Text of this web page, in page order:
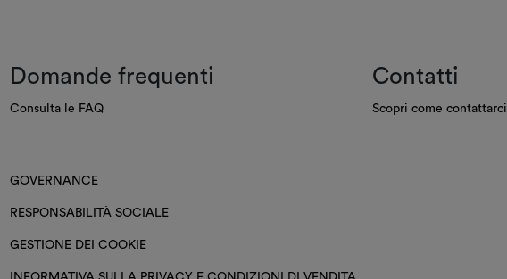
Domande frequenti
Consulta le FAQ
Contatti
Scopri come contattarci
GOVERNANCE
RESPONSABILITÀ SOCIALE
GESTIONE DEI COOKIE